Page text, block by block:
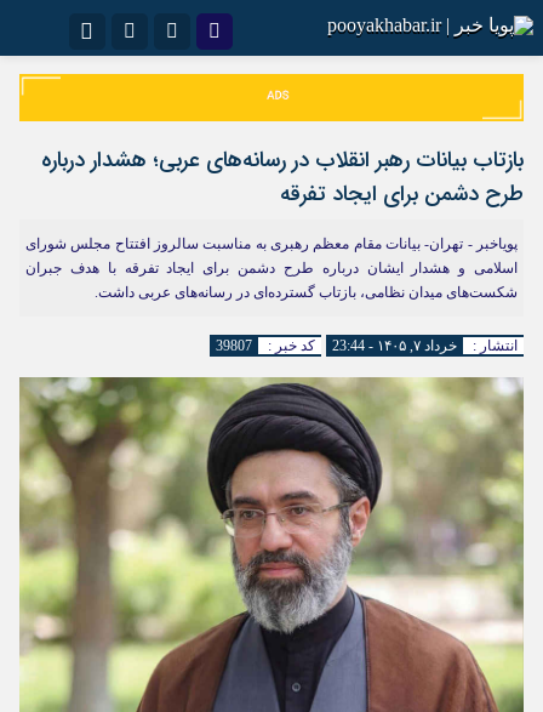
اینستاگرام
تلگرام
سروش
ایتا
آپارات
اپلیکیشن
نام کاربری یا نشانی ایمیل
رمز عبور
مرا به خاطر بسپار
بازتاب بیانات رهبر انقلاب در رسانه‌های عربی؛ هشدار درباره
طرح دشمن برای ایجاد تفرقه
پویاخبر - تهران- بیانات مقام معظم رهبری به مناسبت سالروز افتتاح مجلس شورای
اسلامی و هشدار ایشان درباره طرح دشمن برای ایجاد تفرقه با هدف جبران
شکست‌های میدان نظامی، بازتاب گسترده‌ای در رسانه‌های عربی داشت.
انتشار : خرداد ۷, ۱۴۰۵ - 23:44 کد خبر : 39807